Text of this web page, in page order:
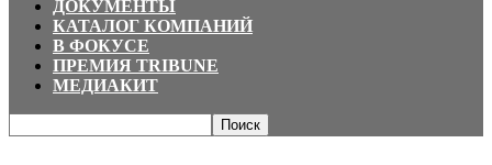
ДОКУМЕНТЫ
КАТАЛОГ КОМПАНИЙ
В ФОКУСЕ
ПРЕМИЯ TRIBUNE
МЕДИАКИТ